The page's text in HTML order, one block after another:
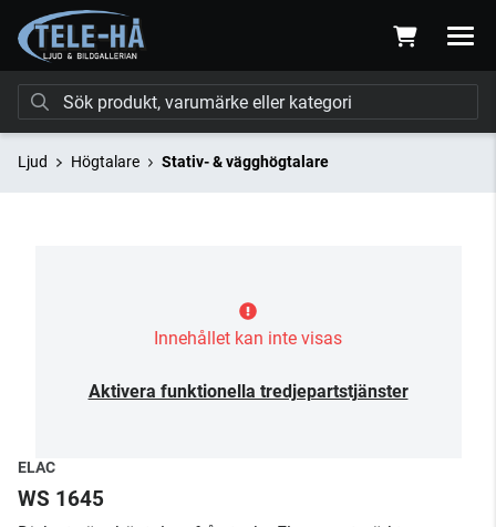
Ljud Högtalare Stativ- & vägghögtalare
Innehållet kan inte visas
Aktivera funktionella tredjepartstjänster
ELAC
WS 1645